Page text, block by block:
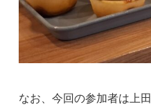
なお、今回の参加者は上